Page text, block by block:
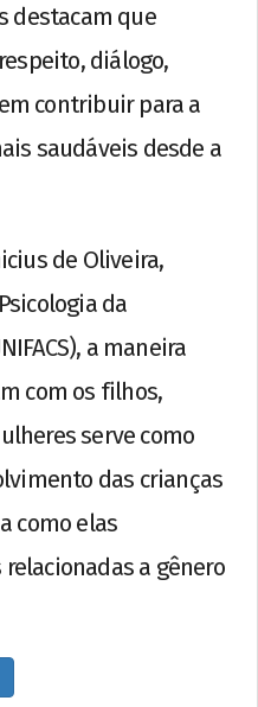
destacam que
diálogo,
contribuir para a
saudáveis desde a
de Oliveira,
da
a maneira
com os filhos,
serve como
das crianças
como elas
a gênero